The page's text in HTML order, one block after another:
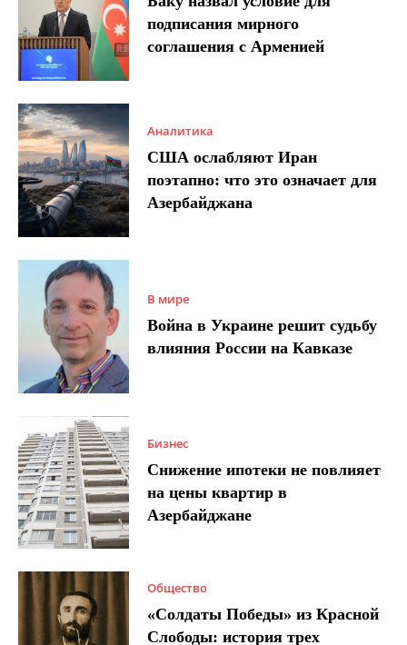
подписания мирного
соглашения с Арменией
Аналитика
США ослабляют Иран
поэтапно: что это означает для
Азербайджана
В мире
Война в Украине решит судьбу
влияния России на Кавказе
Бизнес
Снижение ипотеки не повлияет
на цены квартир в
Азербайджане
Общество
«Солдаты Победы» из Красной
Слободы: история трех